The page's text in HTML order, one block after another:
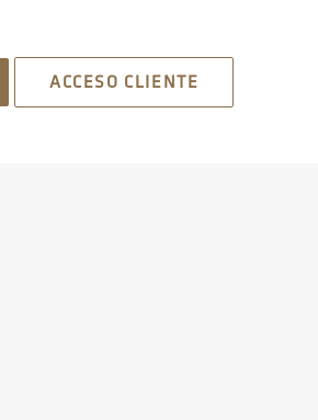
ACCESO CLIENTE